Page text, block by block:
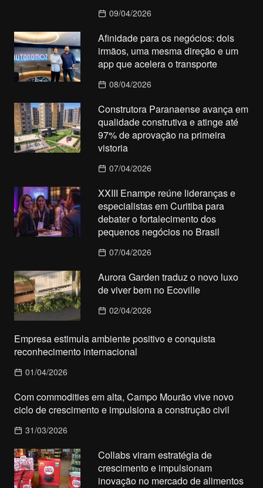
09/04/2026
Afinidade para os negócios: dois
irmãos, uma mesma direção e um
app que acelera o transporte
08/04/2026
Construtora Paranaense avança em
qualidade construtiva e atinge até
97% de aprovação na primeira
vistoria
07/04/2026
XXIII Enampe reúne lideranças e
especialistas em Curitiba para
debater o fortalecimento dos
pequenos negócios no Brasil
07/04/2026
Aurora Garden traduz o novo luxo
de viver bem no Ecoville
02/04/2026
Empresa estimula ambiente positivo e conquista
reconhecimento internacional
01/04/2026
Com commodities em alta, Campo Mourão vive novo
ciclo de crescimento e impulsiona a construção civil
31/03/2026
Collabs viram estratégia de
crescimento e impulsionam
inovação no mercado de alimentos